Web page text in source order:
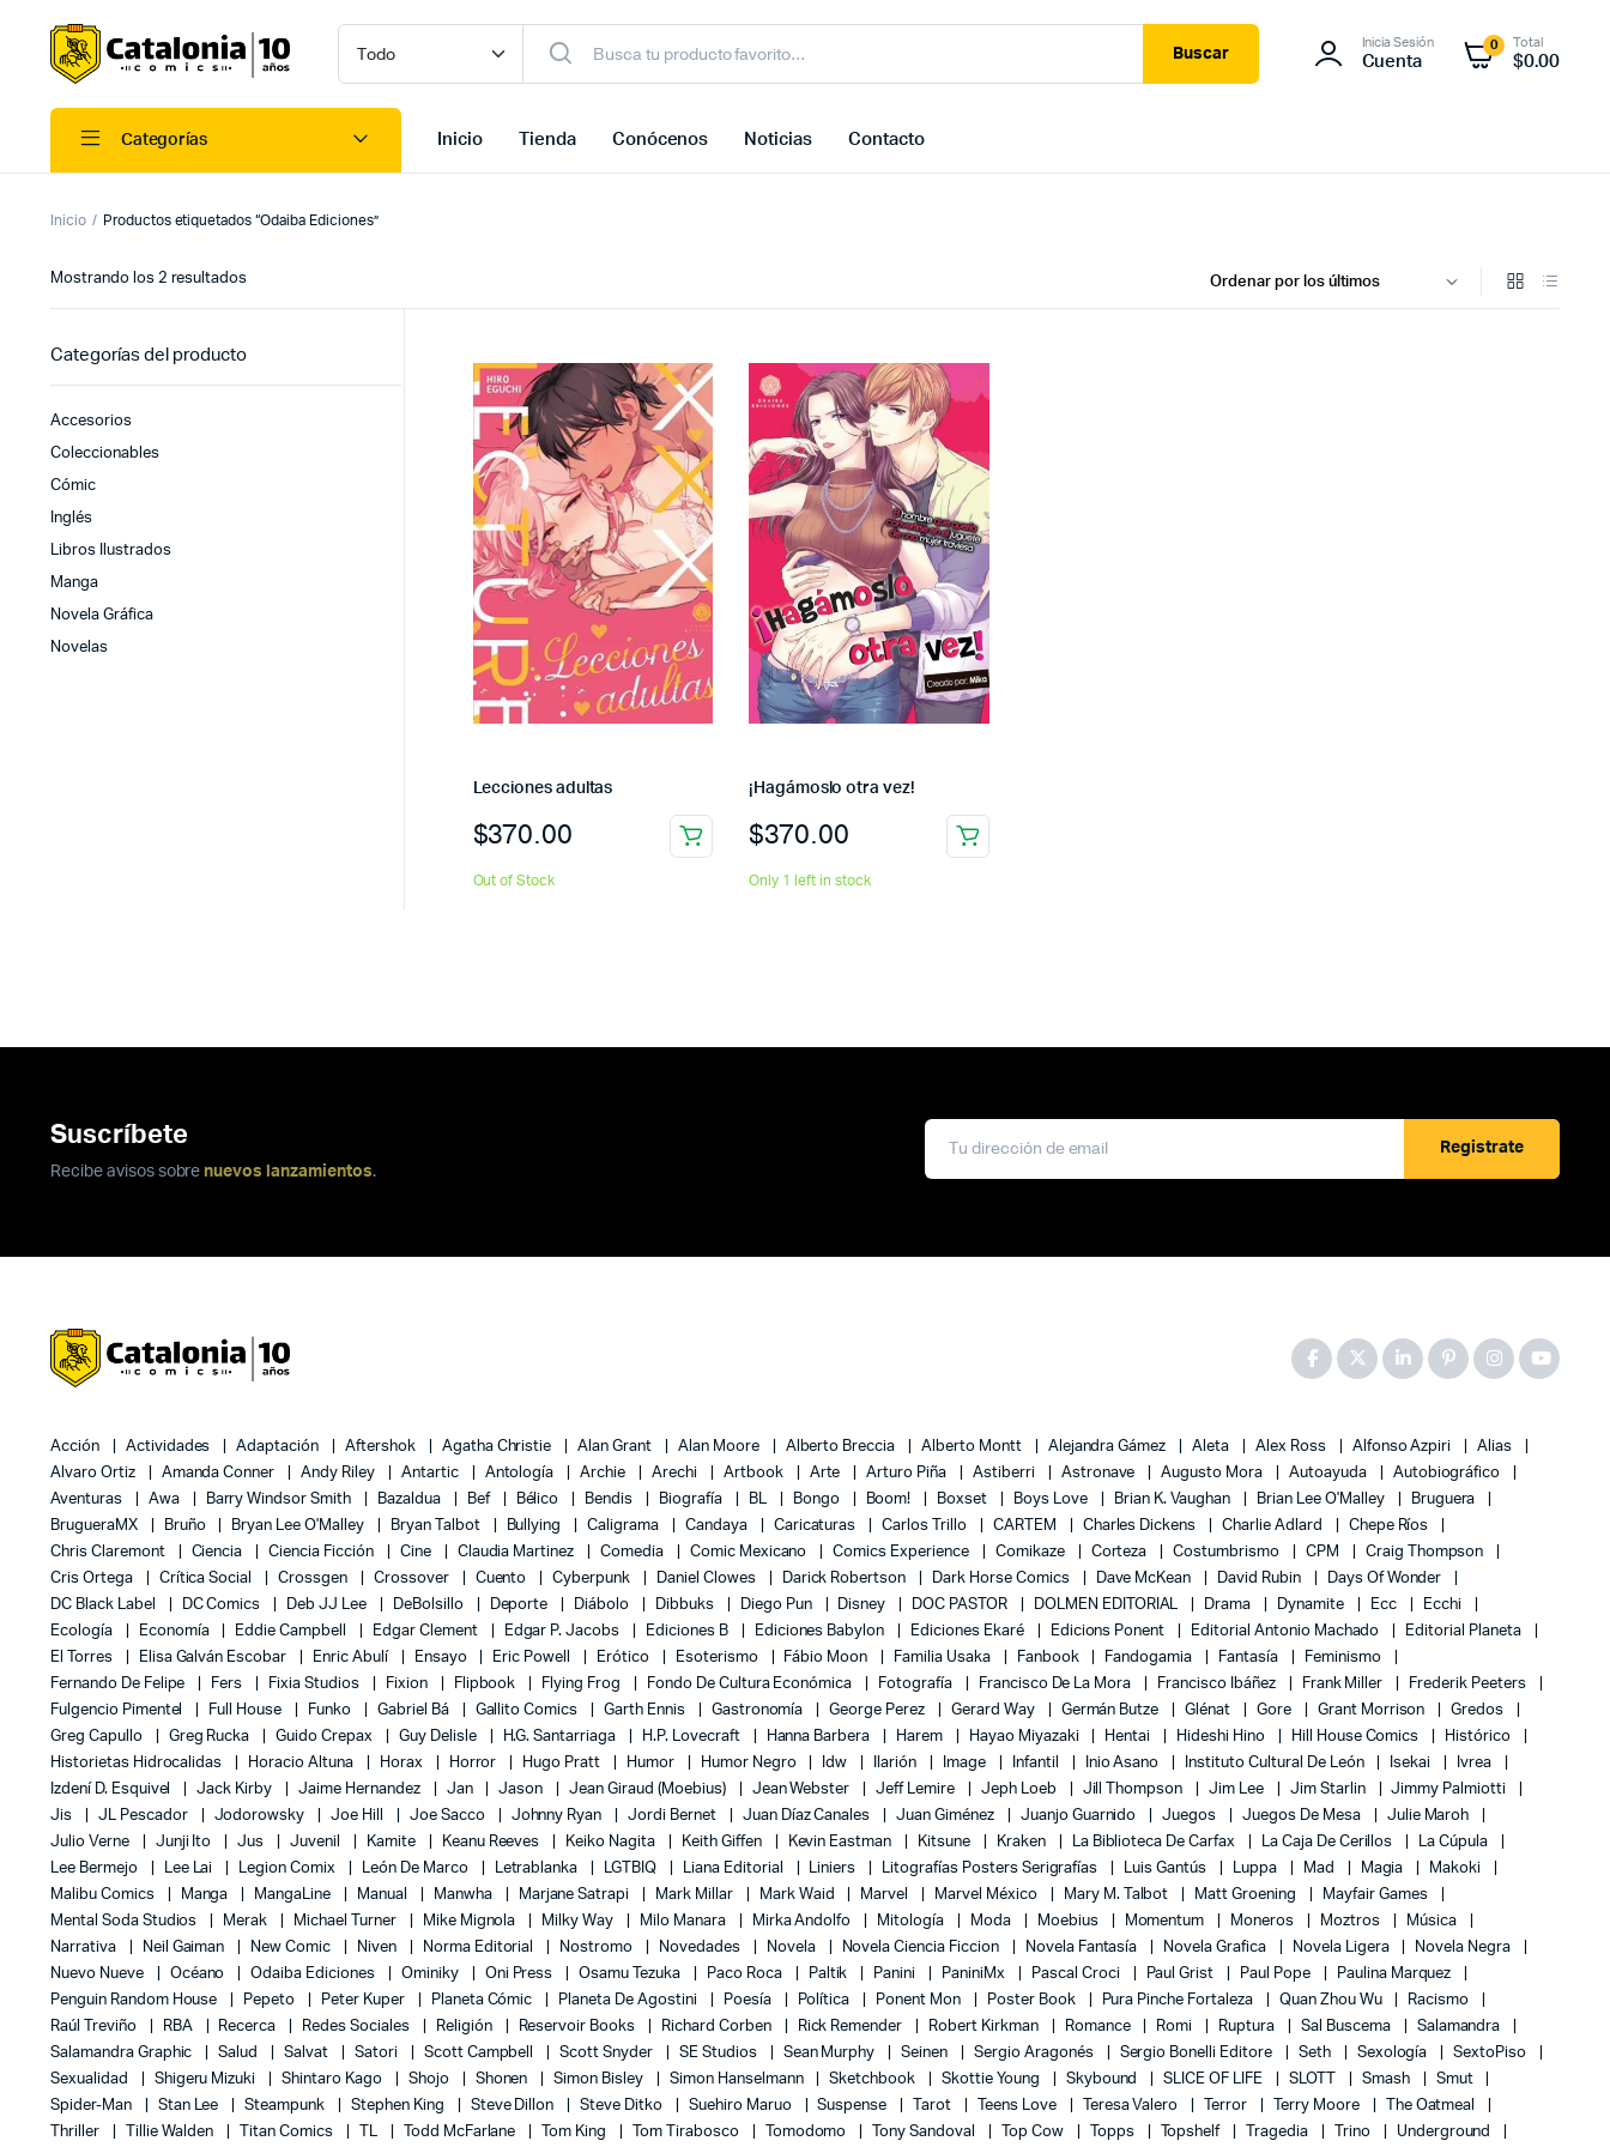
Buscar
Inicia Sesión
Cuenta
0 Total
$0.00
Categorías Inicio Tienda Conócenos Noticias Contacto
Inicio Productos etiquetados “Odaiba Ediciones”
Mostrando los 2 resultadosOrdenado
Lecciones adultas
$370.00
Out of Stock
¡Hagámoslo otra vez!
$370.00
Only 1 left in stock
Categorías del producto
Accesorios
Coleccionables
Cómic
Inglés
Libros Ilustrados
Manga
Novela Gráfica
Novelas
Suscríbete
Recibe avisos sobre nuevos lanzamientos.
Registrate
Acción Actividades Adaptación Aftershok Agatha Christie Alan Grant Alan Moore Alberto Breccia Alberto Montt Alejandra Gámez Aleta Alex Ross Alfonso Azpiri
Alias
Alvaro Ortiz
Amanda Conner Andy Riley Antartic Antología Archie Arechi Artbook Arte Arturo Piña Astiberri Astronave Augusto Mora Autoayuda
Autobiográfico
Aventuras
Awa Barry Windsor Smith Bazaldua Bef Bélico Bendis Biografía BL Bongo Boom! Boxset Boys Love Brian K. Vaughan Brian Lee O'Malley
Bruguera
BrugueraMX
Bruño Bryan Lee O'Malley Bryan Talbot Bullying Caligrama Candaya Caricaturas Carlos Trillo CARTEM Charles Dickens Charlie Adlard
Chepe Ríos
Chris Claremont
Ciencia Ciencia Ficción Cine Claudia Martinez Comedia Comic Mexicano Comics Experience Comikaze Corteza Costumbrismo CPM
Craig Thompson
Cris Ortega
Crítica Social Crossgen Crossover Cuento Cyberpunk Daniel Clowes Darick Robertson Dark Horse Comics Dave McKean David Rubin
Days Of Wonder
DC Black Label
DC Comics Deb JJ Lee DeBolsillo Deporte Diábolo Dibbuks Diego Pun Disney DOC PASTOR DOLMEN EDITORIAL Drama Dynamite Ecc
Ecchi
Ecología
Economía Eddie Campbell Edgar Clement Edgar P. Jacobs Ediciones B Ediciones Babylon Ediciones Ekaré Edicions Ponent Editorial Antonio Machado
Editorial Planeta
El Torres
Elisa Galván Escobar Enric Abulí Ensayo Eric Powell Erótico Esoterismo Fábio Moon Familia Usaka Fanbook Fandogamia Fantasía
Feminismo
Fernando De Felipe
Fers Fixia Studios Fixion Flipbook Flying Frog Fondo De Cultura Económica Fotografía Francisco De La Mora Francisco Ibáñez Frank Miller
Frederik Peeters
Fulgencio Pimentel
Full House Funko Gabriel Bá Gallito Comics Garth Ennis Gastronomía George Perez Gerard Way Germán Butze Glénat Gore Grant Morrison
Gredos
Greg Capullo
Greg Rucka Guido Crepax Guy Delisle H.G. Santarriaga H.P. Lovecraft Hanna Barbera Harem Hayao Miyazaki Hentai Hideshi Hino Hill House Comics
Histórico
Historietas Hidrocalidas
Horacio Altuna Horax Horror Hugo Pratt Humor Humor Negro Idw Ilarión Image Infantil Inio Asano Instituto Cultural De León Isekai
Ivrea
Izdení D. Esquivel
Jack Kirby Jaime Hernandez Jan Jason Jean Giraud (Moebius) Jean Webster Jeff Lemire Jeph Loeb Jill Thompson Jim Lee Jim Starlin
Jimmy Palmiotti
Jis
JL Pescador Jodorowsky Joe Hill Joe Sacco Johnny Ryan Jordi Bernet Juan Díaz Canales Juan Giménez Juanjo Guarnido Juegos Juegos De Mesa
Julie Maroh
Julio Verne
Junji Ito Jus Juvenil Kamite Keanu Reeves Keiko Nagita Keith Giffen Kevin Eastman Kitsune Kraken La Biblioteca De Carfax La Caja De Cerillos
La Cúpula
Lee Bermejo
Lee Lai Legion Comix León De Marco Letrablanka LGTBIQ Liana Editorial Liniers Litografías Posters Serigrafías Luis Gantús Luppa Mad Magia
Makoki
Malibu Comics
Manga MangaLine Manual Manwha Marjane Satrapi Mark Millar Mark Waid Marvel Marvel México Mary M. Talbot Matt Groening
Mayfair Games
Mental Soda Studios
Merak Michael Turner Mike Mignola Milky Way Milo Manara Mirka Andolfo Mitología Moda Moebius Momentum Moneros Moztros
Música
Narrativa
Neil Gaiman New Comic Niven Norma Editorial Nostromo Novedades Novela Novela Ciencia Ficcion Novela Fantasía Novela Grafica Novela Ligera
Novela Negra
Nuevo Nueve
Océano Odaiba Ediciones Ominiky Oni Press Osamu Tezuka Paco Roca Paltik Panini PaniniMx Pascal Croci Paul Grist Paul Pope
Paulina Marquez
Penguin Random House
Pepeto Peter Kuper Planeta Cómic Planeta De Agostini Poesía Política Ponent Mon Poster Book Pura Pinche Fortaleza Quan Zhou Wu
Racismo
Raúl Treviño
RBA Recerca Redes Sociales Religión Reservoir Books Richard Corben Rick Remender Robert Kirkman Romance Romi Ruptura Sal Buscema
Salamandra
Salamandra Graphic
Salud Salvat Satori Scott Campbell Scott Snyder SE Studios Sean Murphy Seinen Sergio Aragonés Sergio Bonelli Editore Seth Sexología
SextoPiso
Sexualidad
Shigeru Mizuki Shintaro Kago Shojo Shonen Simon Bisley Simon Hanselmann Sketchbook Skottie Young Skybound SLICE OF LIFE SLOTT Smash
Smut
Spider-Man
Stan Lee Steampunk Stephen King Steve Dillon Steve Ditko Suehiro Maruo Suspense Tarot Teens Love Teresa Valero Terror Terry Moore
The Oatmeal
Thriller
Tillie Walden Titan Comics TL Todd McFarlane Tom King Tom Tirabosco Tomodomo Tony Sandoval Top Cow Topps Topshelf Tragedia Trino Underground